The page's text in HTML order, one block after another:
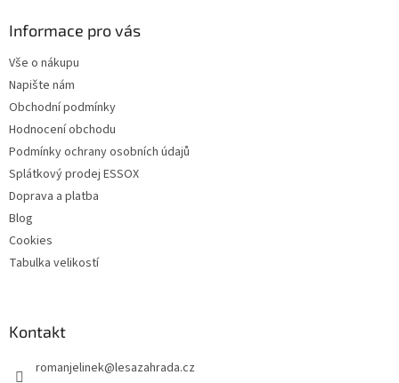
Informace pro vás
Vše o nákupu
Napište nám
Obchodní podmínky
Hodnocení obchodu
Podmínky ochrany osobních údajů
Splátkový prodej ESSOX
Doprava a platba
Blog
Cookies
Tabulka velikostí
Kontakt
romanjelinek@lesazahrada.cz